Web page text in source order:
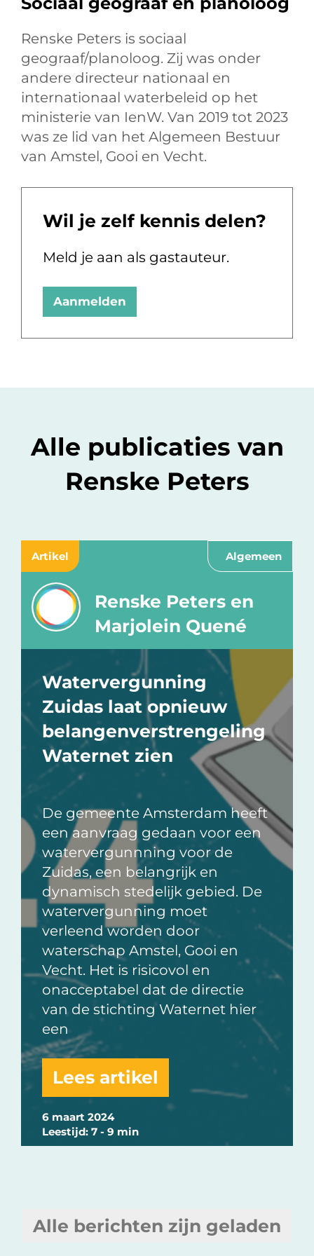
Renske Peters is sociaal
geograaf/planoloog. Zij was onder
andere directeur nationaal en
internationaal waterbeleid op het
ministerie van IenW. Van 2019 tot 2023
was ze lid van het Algemeen Bestuur
van Amstel, Gooi en Vecht.
Wil je zelf kennis delen?
Meld je aan als gastauteur.
Aanmelden
Alle publicaties van
Renske Peters
Artikel Algemeen
6 maart 2024
Leestijd: 7 - 9 min
Renske Peters en
Marjolein Quené
Watervergunning
Zuidas laat opnieuw
belangenverstrengeling
Waternet zien
De gemeente Amsterdam heeft
een aanvraag gedaan voor een
watervergunnning voor de
Zuidas, een belangrijk en
dynamisch stedelijk gebied. De
watervergunning moet
verleend worden door
waterschap Amstel, Gooi en
Vecht. Het is risicovol en
onacceptabel dat de directie
van de stichting Waternet hier
een
Lees artikel
Alle berichten zijn geladen